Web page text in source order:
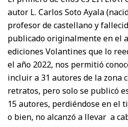
autor L. Carlos Soto Ayala
profesor de castellano y
publicado originalmente en el
ediciones Volantines que lo
el año 2022, nos permitió
incluir a 31 autores de la zona
retratos, pero solo se publicó
15 autores, perdiéndose en el
o bien, no alcanzó a llevar a